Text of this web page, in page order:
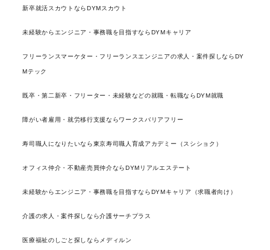
新卒就活スカウトならDYMスカウト
未経験からエンジニア・事務職を目指すならDYMキャリア
フリーランスマーケター・フリーランスエンジニアの求人・案件探しならDY
Mテック
既卒・第二新卒・フリーター・未経験などの就職・転職ならDYM就職
障がい者雇用・就労移行支援ならワークスバリアフリー
寿司職人になりたいなら東京寿司職人育成アカデミー（スシショク）
オフィス仲介・不動産売買仲介ならDYMリアルエステート
未経験からエンジニア・事務職を目指すならDYMキャリア（求職者向け）
介護の求人・案件探しなら介護サーチプラス
医療福祉のしごと探しならメディルン